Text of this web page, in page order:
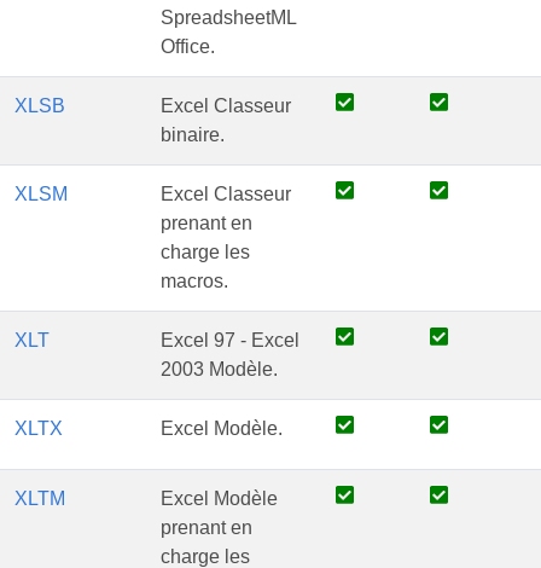
SpreadsheetML
Office.
XLSB
Excel Classeur
binaire.
XLSM
Excel Classeur
prenant en
charge les
macros.
XLT
Excel 97 - Excel
2003 Modèle.
XLTX Excel Modèle.
XLTM
Excel Modèle
prenant en
charge les